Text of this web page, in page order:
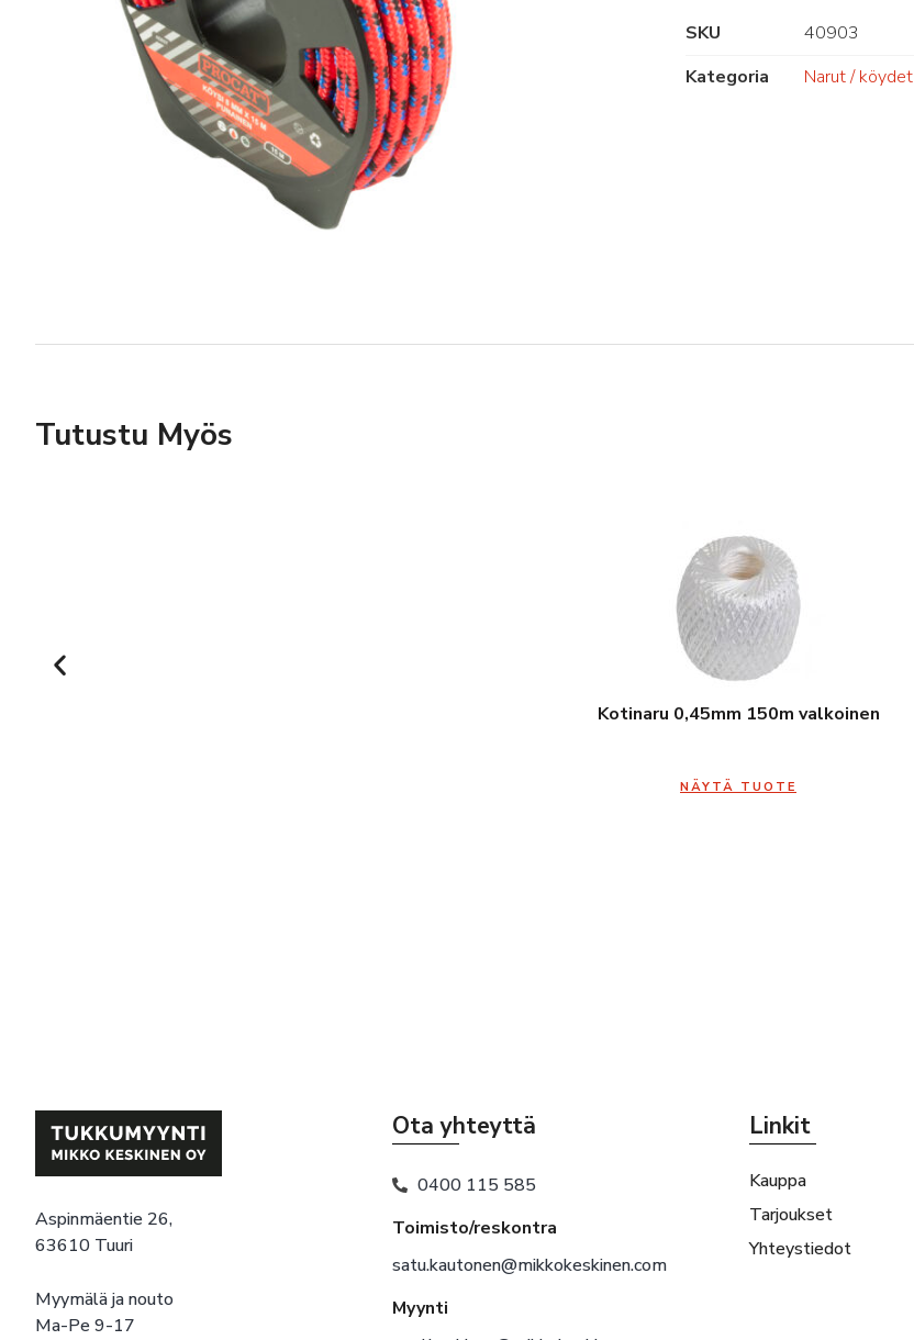
SKU
40903
Kategoria
Narut / köydet
Tutustu Myös
Kotinaru 0,45mm 150m valkoinen
NÄYTÄ TUOTE
Aspinmäentie 26,
63610 Tuuri
Myymälä ja nouto
Ma-Pe 9-17
Ota yhteyttä
0400 115 585
Toimisto/reskontra
satu.kautonen@mikkokeskinen.com
Myynti
Linkit
Kauppa
Tarjoukset
Yhteystiedot